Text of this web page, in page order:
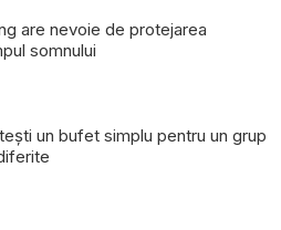
are nevoie de protejarea
somnului
un bufet simplu pentru un grup